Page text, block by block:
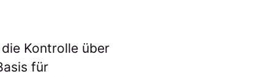
Kontrolle über
für